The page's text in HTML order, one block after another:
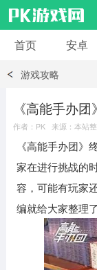
安卓应用
模拟经营
冒险解谜
动作射击
首页 安卓
游戏攻略
《高能手办
作者：PK 来源：本站
《高能手办团》
家在进行挑战的
容，可能有玩家
编就给大家整理